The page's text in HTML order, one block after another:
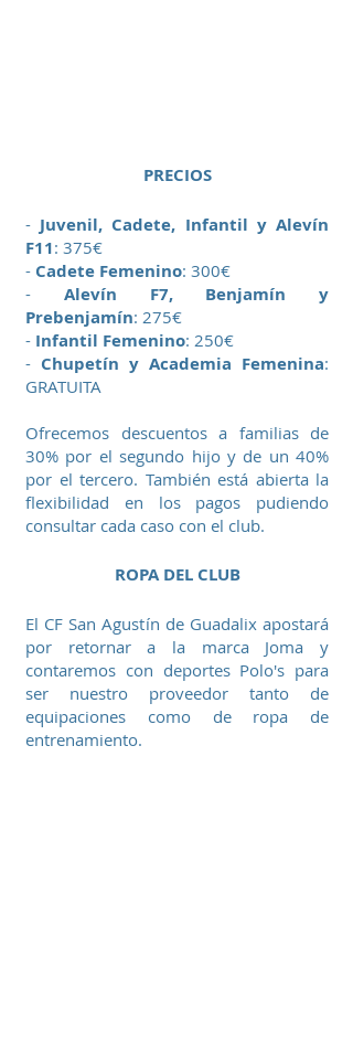
PRECIOS
- Juvenil, Cadete, Infantil y Alevín
F11: 375€
- Cadete Femenino: 300€
- Alevín F7, Benjamín y
Prebenjamín: 275€
- Infantil Femenino: 250€
- Chupetín y Academia Femenina:
GRATUITA
Ofrecemos descuentos a familias de
30% por el segundo hijo y de un 40%
por el tercero. También está abierta la
flexibilidad en los pagos pudiendo
consultar cada caso con el club.
ROPA DEL CLUB
El CF San Agustín de Guadalix apostará
por retornar a la marca Joma y
contaremos con deportes Polo's para
ser nuestro proveedor tanto de
equipaciones como de ropa de
entrenamiento.